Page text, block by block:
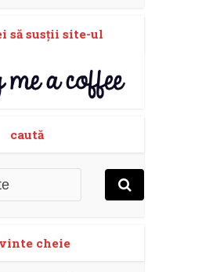
să susţii site-ul
caută
cheie